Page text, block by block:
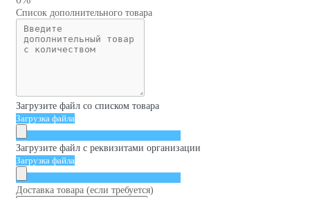
Список дополнительного товара
Загрузите файл со списком товара
Загрузка файла
Загрузите файл с реквизитами организации
Загрузка файла
Доставка товара (если требуется)